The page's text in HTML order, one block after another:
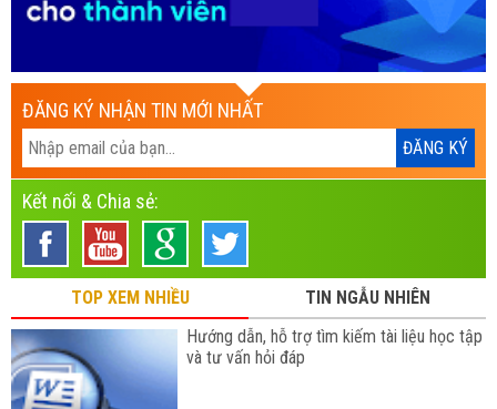
ĐĂNG KÝ NHẬN TIN MỚI NHẤT
Kết nối & Chia sẻ:
TOP XEM NHIỀU
TIN NGẪU NHIÊN
Hướng dẫn, hỗ trợ tìm kiếm tài liệu học tập
và tư vấn hỏi đáp